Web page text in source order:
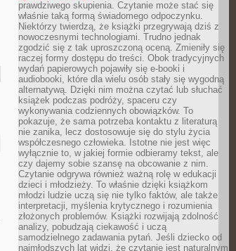
prawdziwego skupienia. Czytanie może stać się
właśnie taką formą świadomego odpoczynku.
Niektórzy twierdzą, że książki przegrywają dziś z
nowoczesnymi technologiami. Trudno jednak
zgodzić się z tak uproszczoną oceną. Zmieniły się
raczej formy dostępu do treści. Obok tradycyjnych
wydań papierowych pojawiły się e-booki i
audiobooki, które dla wielu osób stały się wygodną
alternatywą. Dzięki nim można czytać lub słuchać
książek podczas podróży, spaceru czy
wykonywania codziennych obowiązków. To
pokazuje, że sama potrzeba kontaktu z literaturą
nie zanika, lecz dostosowuje się do stylu życia
współczesnego człowieka. Istotne nie jest więc
wyłącznie to, w jakiej formie odbieramy tekst, ale
czy dajemy sobie szansę na obcowanie z nim.
Czytanie odgrywa również ważną rolę w edukacji
dzieci i młodzieży. To właśnie dzięki książkom
młodzi ludzie uczą się nie tylko faktów, ale także
interpretacji, myślenia krytycznego i rozumienia
złożonych problemów. Książki rozwijają zdolność
analizy, pobudzają ciekawość i uczą
samodzielnego zadawania pytań. Jeśli dziecko od
najmłodszych lat widzi, że czytanie jest naturalnym